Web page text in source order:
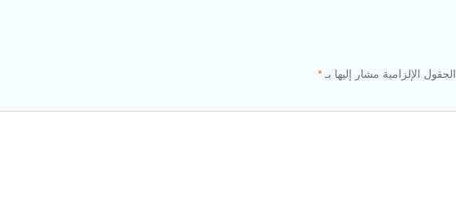
الحقول الإلزامية مشار إليها بـ *